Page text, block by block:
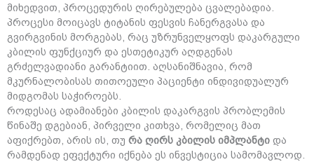
მიხედვით, პროცედურის ღირებულება ცვალებადია.
პროცესი მოიცავს ტიტანის ფესვის ჩანერგვასა და
გვირგვინის მორგებას, რაც უზრუნველყოფს დაკარგული
კბილის ფუნქციურ და ესთეტიკურ აღდგენას
გრძელვადიანი გარანტიით. აღსანიშნავია, რომ
მკურნალობისას თითოეული პაციენტი ინდივიდუალურ
მიდგომას საჭიროებს.
როდესაც ადამიანები კბილის დაკარგვის პრობლემის
წინაშე დგებიან, პირველი კითხვა, რომელიც მათ
აფიქრებთ, არის ის, თუ რა ღირს კბილის იმპლანტი და
რამდენად ეფექტური იქნება ეს ინვესტიცია სამომავლოდ.